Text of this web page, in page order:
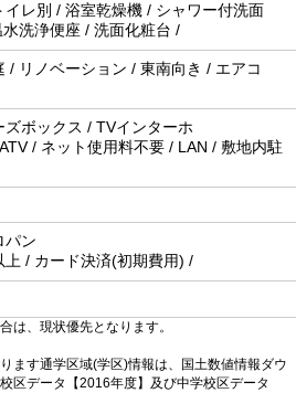
イレ別 / 浴室乾燥機 / シャワー付洗面
水洗浄便座 / 洗面化粧台 /
/ リノベーション / 東南向き / エアコ
ズボックス / TVインターホ
/ ネット使用料不要 / LAN / 敷地内駐
ン
上 / カード決済(初期費用) /
は、現状優先となります。
ます通学区域(学区)情報は、国土数値情報ダウ
区データ【2016年度】及び中学校区データ